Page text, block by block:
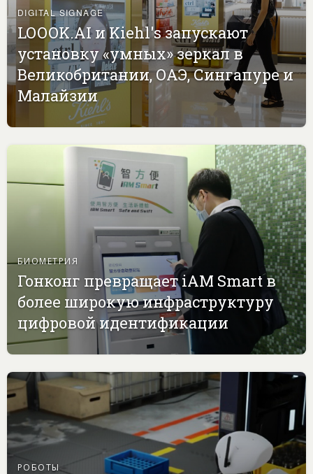
DIGITAL SIGNAGE
LOOOK.AI и Kiehl's запускают
установку «умных» зеркал в
Великобритании, ОАЭ, Сингапуре и
Малайзии
БИОМЕТРИЯ
Гонконг превращает iAM Smart в
более широкую инфраструктуру
цифровой идентификации
РОБОТЫ